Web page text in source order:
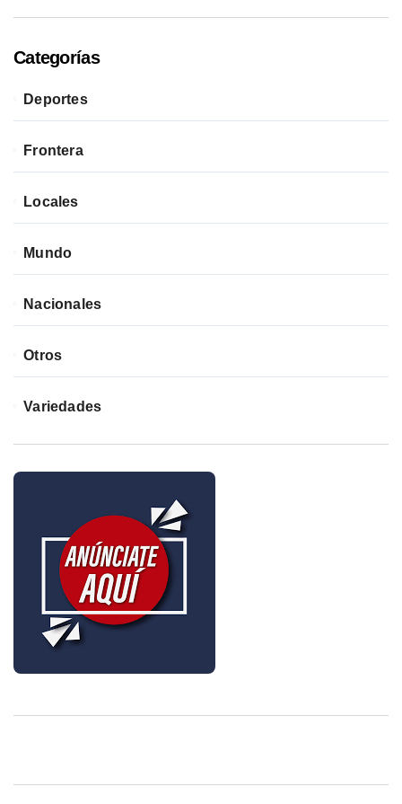
Categorías
Deportes
Frontera
Locales
Mundo
Nacionales
Otros
Variedades